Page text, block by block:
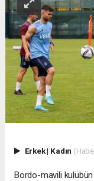
Erkek| Kadın
Bordo-mavili kulübün